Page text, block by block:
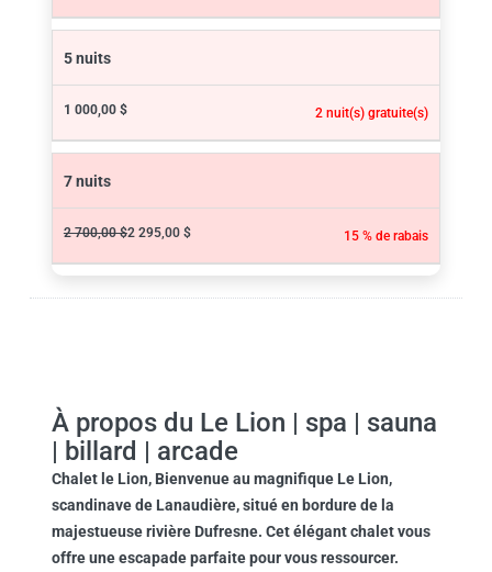
5 nuits
1 000,00 $ 2 nuit(s) gratuite(s)
7 nuits
2 700,00 $2 295,00 $ 15 % de rabais
À propos du Le Lion | spa | sauna
| billard | arcade
Chalet le Lion, Bienvenue au magnifique Le Lion,
scandinave de Lanaudière, situé en bordure de la
majestueuse rivière Dufresne. Cet élégant chalet vous
offre une escapade parfaite pour vous ressourcer.